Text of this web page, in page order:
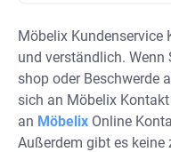
Möbelix
und verständlich. Wenn
shop oder Beschwerde
sich an Möbelix
an Möbelix Online
Außerdem gibt es